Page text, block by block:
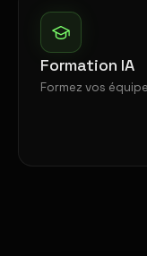
Formation IA
Formez vos